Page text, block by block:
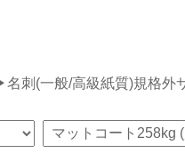
名刺(一般/高級紙質)規格外